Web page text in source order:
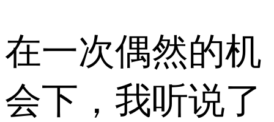
在一次偶然的机
会下，我听说了